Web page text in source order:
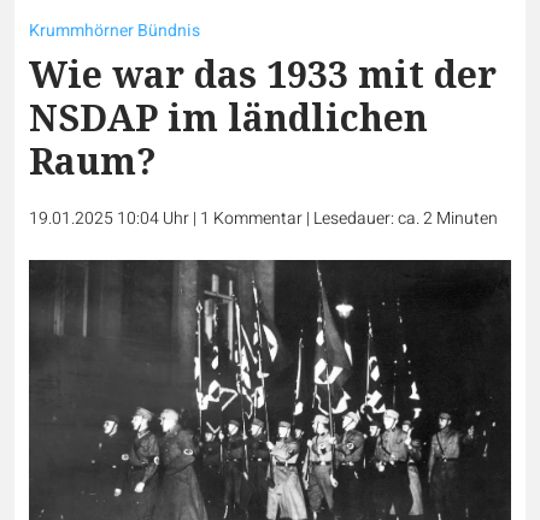
Krummhörner Bündnis
Wie war das 1933 mit der
NSDAP im ländlichen
Raum?
19.01.2025 10:04 Uhr| 1 Kommentar| Lesedauer: ca. 2 Minuten